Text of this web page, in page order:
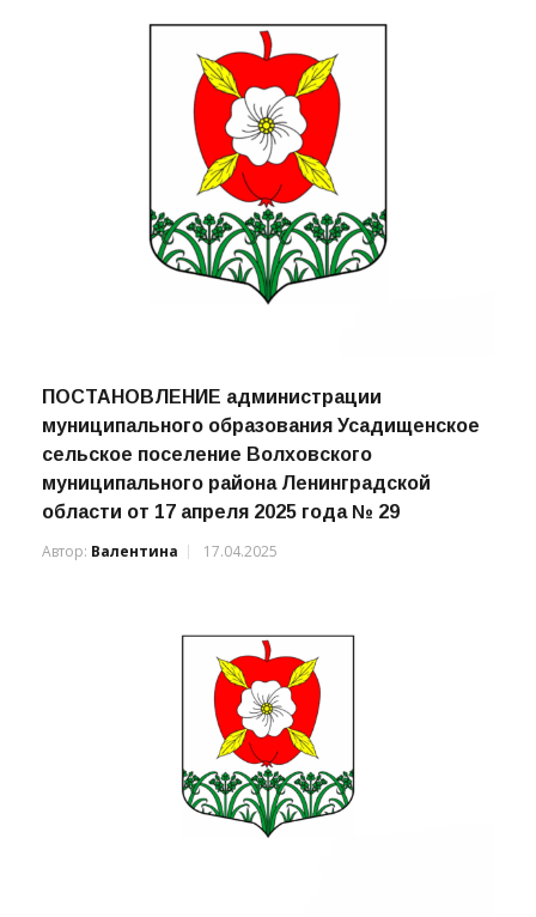
ПОСТАНОВЛЕНИЕ администрации
муниципального образования Усадищенское
сельское поселение Волховского
муниципального района Ленинградской
области от 17 апреля 2025 года № 29
Автор: Валентина 17.04.2025